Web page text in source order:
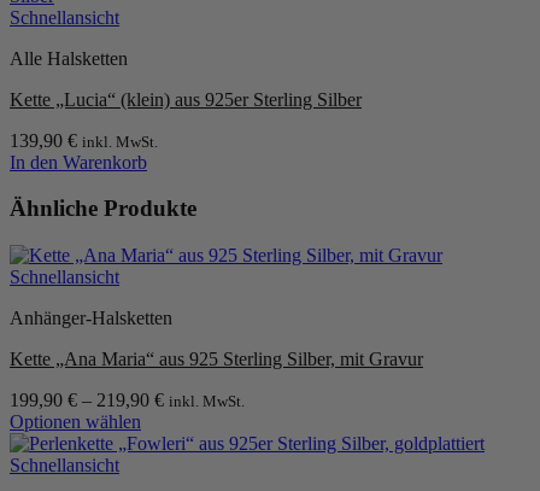
Schnellansicht
Alle Halsketten
Kette „Lucia“ (klein) aus 925er Sterling Silber
139,90 € inkl. MwSt.
In den Warenkorb
Ähnliche Produkte
Schnellansicht
Anhänger-Halsketten
Kette „Ana Maria“ aus 925 Sterling Silber, mit Gravur
199,90 € – 219,90 € inkl. MwSt.
Optionen wählen
Dieses
Produkt
Schnellansicht